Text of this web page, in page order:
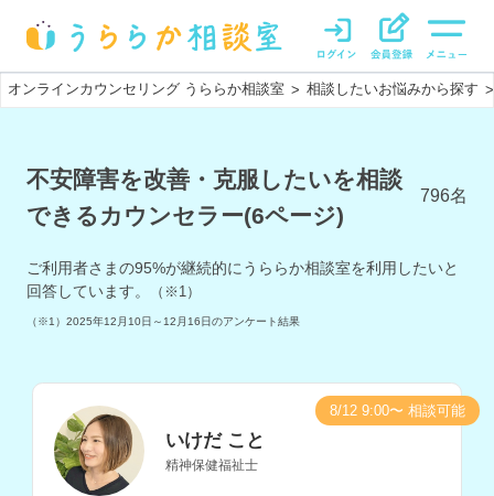
オンラインカウンセリング うららか相談室 > 相談したいお悩みから探す >
不安障害を改善・克服したいを相談
できるカウンセラー(6ページ)
796名
ご利用者さまの95%が継続的にうららか相談室を利用したいと
回答しています。
（※1）
（※1） 2025年12月10日～12月16日のアンケート結果
いけだ こと
精神保健福祉士
8/12 9:00〜 相談可能